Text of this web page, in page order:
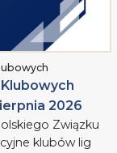
2026
Związku
klubów lig